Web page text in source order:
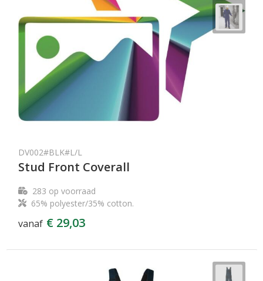
DV002#BLK#L/L
Stud Front Coverall
283 op voorraad
65% polyester/35% cotton.
vanaf € 29,03